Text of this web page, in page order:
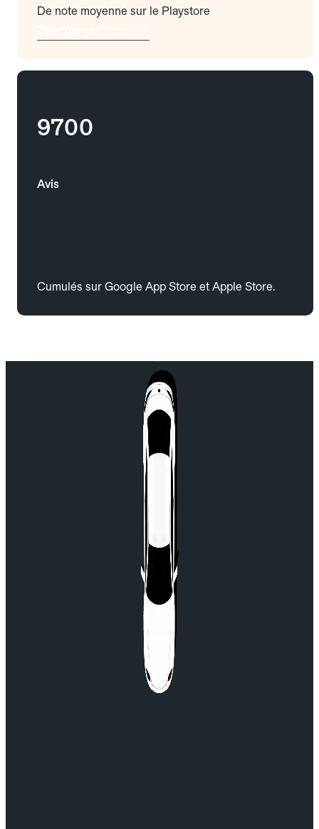
De note moyenne sur le Playstore
9700
Avis
Cumulés sur Google App Store et Apple Store.